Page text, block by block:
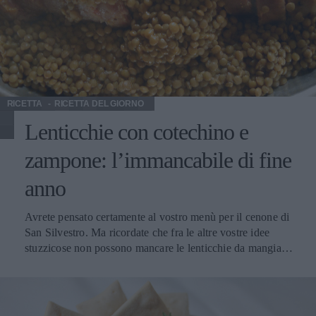
RICETTA RICETTA DEL GIORNO
Lenticchie con cotechino e
zampone: l’immancabile di fine
anno
Avrete pensato certamente al vostro menù per il cenone di
San Silvestro. Ma ricordate che fra le altre vostre idee
stuzzicose non possono mancare le lenticchie da mangiare
allora sarà il caso che le mangiamo anche noi. Non
sappiamo se per salutare l’anno vecchio o per dare il